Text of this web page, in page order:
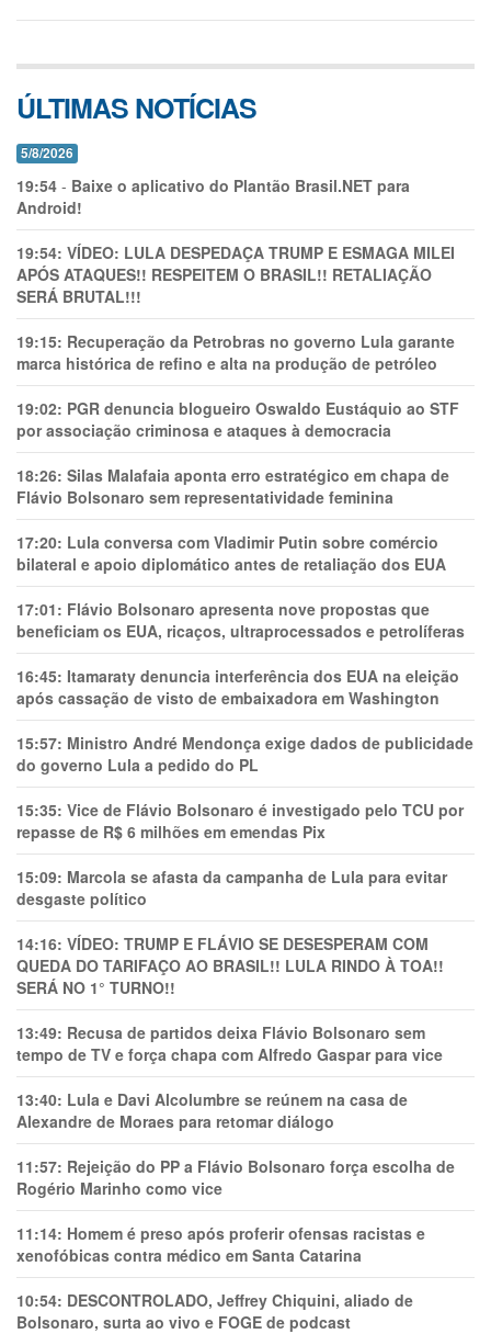
ÚLTIMAS NOTÍCIAS
5/8/2026
19:54 - Baixe o aplicativo do Plantão Brasil.NET para
Android!
19:54: VÍDEO: LULA DESPEDAÇA TRUMP E ESMAGA MILEI
APÓS ATAQUES!! RESPEITEM O BRASIL!! RETALIAÇÃO
SERÁ BRUTAL!!!
19:15: Recuperação da Petrobras no governo Lula garante
marca histórica de refino e alta na produção de petróleo
19:02: PGR denuncia blogueiro Oswaldo Eustáquio ao STF
por associação criminosa e ataques à democracia
18:26: Silas Malafaia aponta erro estratégico em chapa de
Flávio Bolsonaro sem representatividade feminina
17:20: Lula conversa com Vladimir Putin sobre comércio
bilateral e apoio diplomático antes de retaliação dos EUA
17:01: Flávio Bolsonaro apresenta nove propostas que
beneficiam os EUA, ricaços, ultraprocessados e petrolíferas
16:45: Itamaraty denuncia interferência dos EUA na eleição
após cassação de visto de embaixadora em Washington
15:57: Ministro André Mendonça exige dados de publicidade
do governo Lula a pedido do PL
15:35: Vice de Flávio Bolsonaro é investigado pelo TCU por
repasse de R$ 6 milhões em emendas Pix
15:09: Marcola se afasta da campanha de Lula para evitar
desgaste político
14:16: VÍDEO: TRUMP E FLÁVIO SE DESESPERAM COM
QUEDA DO TARIFAÇO AO BRASIL!! LULA RINDO À TOA!!
SERÁ NO 1° TURNO!!
13:49: Recusa de partidos deixa Flávio Bolsonaro sem
tempo de TV e força chapa com Alfredo Gaspar para vice
13:40: Lula e Davi Alcolumbre se reúnem na casa de
Alexandre de Moraes para retomar diálogo
11:57: Rejeição do PP a Flávio Bolsonaro força escolha de
Rogério Marinho como vice
11:14: Homem é preso após proferir ofensas racistas e
xenofóbicas contra médico em Santa Catarina
10:54: DESCONTROLADO, Jeffrey Chiquini, aliado de
Bolsonaro, surta ao vivo e FOGE de podcast